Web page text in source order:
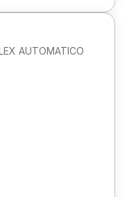
AUTOMATICO